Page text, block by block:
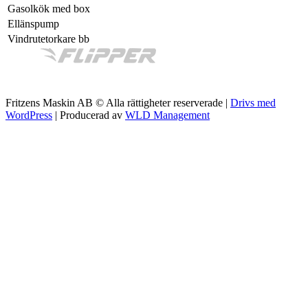
Gasolkök med box
Ellänspump
Vindrutetorkare bb
Fritzens Maskin AB © Alla rättigheter reserverade | Drivs med
WordPress | Producerad av WLD Management